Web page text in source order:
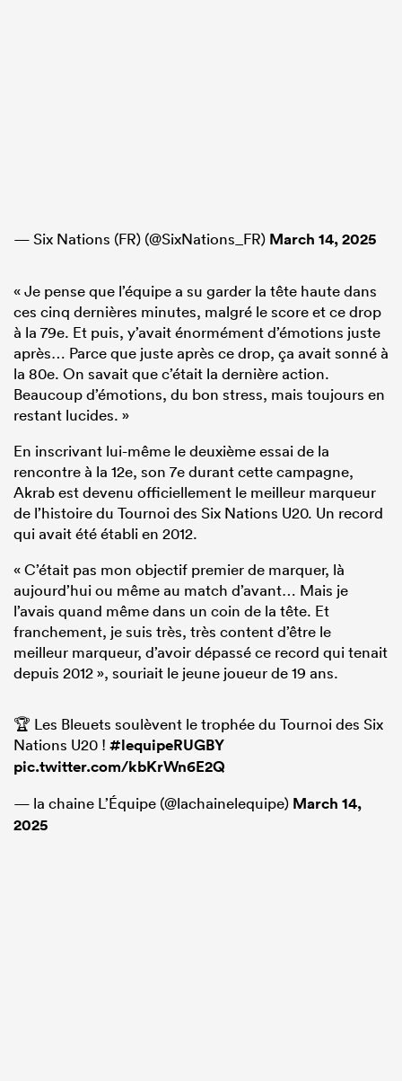
— Six Nations (FR) (@SixNations_FR) March 14, 2025
« Je pense que l’équipe a su garder la tête haute dans
ces cinq dernières minutes, malgré le score et ce drop
à la 79e. Et puis, y’avait énormément d’émotions juste
après… Parce que juste après ce drop, ça avait sonné à
la 80e. On savait que c’était la dernière action.
Beaucoup d’émotions, du bon stress, mais toujours en
restant lucides. »
En inscrivant lui-même le deuxième essai de la
rencontre à la 12e, son 7e durant cette campagne,
Akrab est devenu officiellement le meilleur marqueur
de l’histoire du Tournoi des Six Nations U20. Un record
qui avait été établi en 2012.
« C’était pas mon objectif premier de marquer, là
aujourd’hui ou même au match d’avant… Mais je
l’avais quand même dans un coin de la tête. Et
franchement, je suis très, très content d’être le
meilleur marqueur, d’avoir dépassé ce record qui tenait
depuis 2012 », souriait le jeune joueur de 19 ans.
🏆 Les Bleuets soulèvent le trophée du Tournoi des Six
Nations U20 ! #lequipeRUGBY
pic.twitter.com/kbKrWn6E2Q
— la chaine L’Équipe (@lachainelequipe) March 14,
2025